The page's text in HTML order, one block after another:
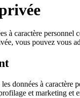
à caractère
vous pouvez vous
données à caractère
et marketing et